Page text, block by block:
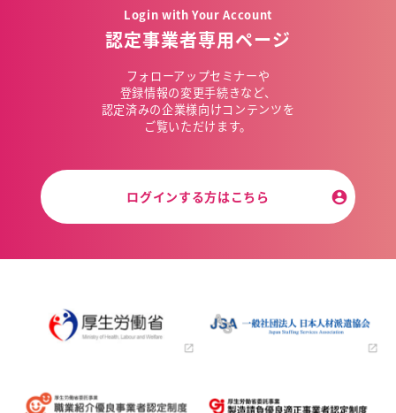
Login with Your Account
認定事業者専用ページ
フォローアップセミナーや
登録情報の変更手続きなど、
認定済みの企業様向けコンテンツを
ご覧いただけます。
ログインする方はこちら